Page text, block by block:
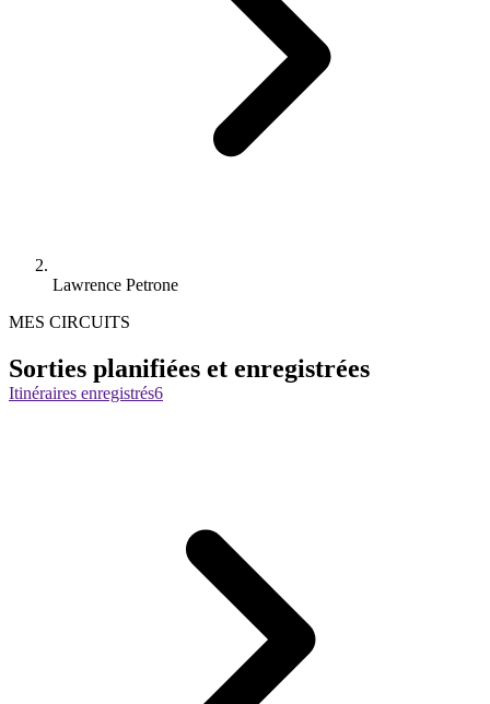
Lawrence Petrone
MES CIRCUITS
Sorties planifiées et enregistrées
Itinéraires enregistrés6